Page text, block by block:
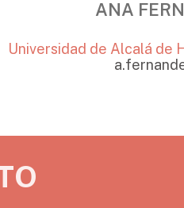
ANA
Universidad de Alcalá de